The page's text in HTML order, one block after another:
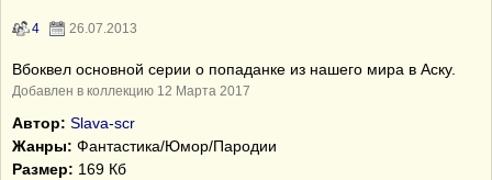
4 26.07.2013
Вбоквел основной серии о попаданке из нашего мира в Аску.
Добавлен в коллекцию 12 Марта 2017
Автор: Slava-scr
Жанры: Фантастика/Юмор/Пародии
Размер: 169 Кб